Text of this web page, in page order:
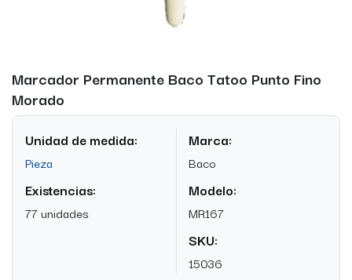
Marcador Permanente Baco Tatoo Punto Fino
Morado
Unidad de medida:
Pieza
Existencias:
77 unidades
Marca:
Baco
Modelo:
MR167
SKU:
15036